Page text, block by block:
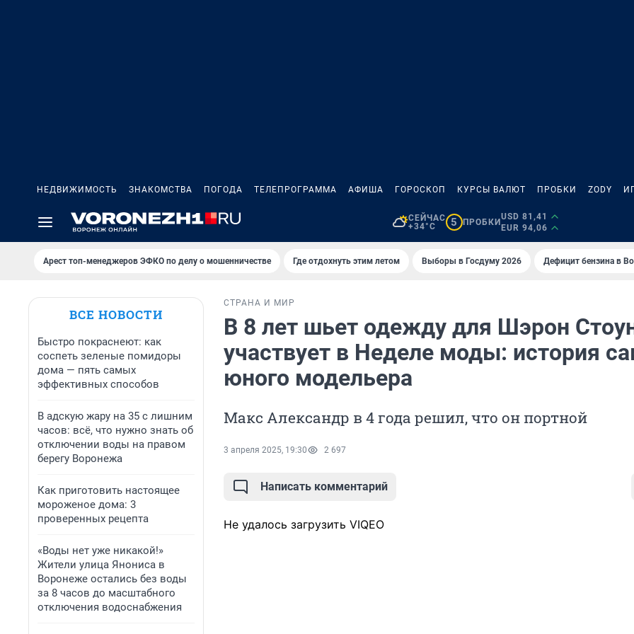
НЕДВИЖИМОСТЬ ЗНАКОМСТВА ПОГОДА ТЕЛЕПРОГРАММА АФИША ГОРОСКОП КУРСЫ ВАЛЮТ ПРОБКИ ZODY
СЕЙЧАС
+34°C
5 ПРОБКИ
USD 81,41
EUR 94,06
Арест топ-менеджеров ЭФКО по делу о мошенничестве Где отдохнуть этим летом Выборы в Госдуму 2026 Дефицит бензина в
ВСЕ НОВОСТИ
Быстро покраснеют: как
соспеть зеленые помидоры
дома — пять самых
эффективных способов
В адскую жару на 35 с лишним
часов: всё, что нужно знать об
отключении воды на правом
берегу Воронежа
Как приготовить настоящее
мороженое дома: 3
проверенных рецепта
«Воды нет уже никакой!»
Жители улица Янониса в
Воронеже остались без воды
за 8 часов до масштабного
отключения водоснабжения
СТРАНА И МИР
В 8 лет шьет одежду для Шэрон
участвует в Неделе моды: история
юного модельера
Макс Александр в 4 года решил, что он портной
3 апреля 2025, 19:30 2 697
Написать комментарий
Не удалось загрузить VIQEO